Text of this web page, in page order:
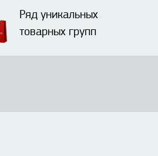
Ряд уникальных
товарных групп